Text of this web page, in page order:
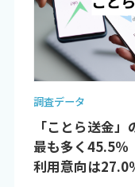
調査データ
「ことら送金
最も多く45.5％
利用意向は27.0